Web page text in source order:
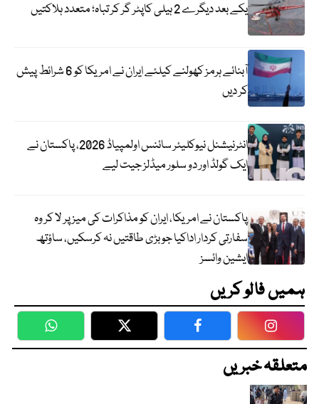
یکے بعد دیگرے 2 ہیلی کاپٹر گر کر تباہ؛ متعدد ہلاکتیں
آبنائے ہرمز کھولنے کیلئے ایران نے امریکا کو 6 شرائط پیش
کر دیں
انٹرنیشنل نیوکلیئر سائنس اولمپیاڈ 2026، پاکستان نے
ایک گولڈ اور دو سلور میڈلز جیت لیے
پاکستان نے امریکا، ایران کو مذاکرات کی میز پر لا کر وہ
سفارتی کردار اداکیا جو بڑی طاقتیں نہ کرسکیں، ساؤتھ
ایشین وائسز
ہمیں فالو کریں
WhatsApp Twitter Facebook
متعلقہ خبریں